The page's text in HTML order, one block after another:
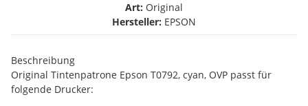
Art: Original
Hersteller: EPSON
Beschreibung
Original Tintenpatrone Epson T0792, cyan, OVP passt für
folgende Drucker: